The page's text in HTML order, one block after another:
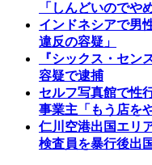
「しんどいのでや
インドネシアで男
違反の容疑」
『シックス・セ
容疑で逮捕
セルフ写真館で性
事業主「もう店を
仁川空港出国エリ
検査員を暴行後出